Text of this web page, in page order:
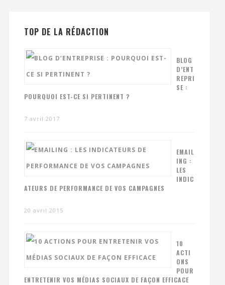
TOP DE LA RÉDACTION
BLOG
D’ENT
REPRI
SE :
POURQUOI EST-CE SI PERTINENT ?
7 avril 2017
EMAIL
ING :
LES
INDIC
ATEURS DE PERFORMANCE DE VOS CAMPAGNES
20 avril 2015
10
ACTI
ONS
POUR
ENTRETENIR VOS MÉDIAS SOCIAUX DE FAÇON EFFICACE